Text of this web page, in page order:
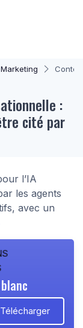
:
cité par
l’IA
les agents
avec un